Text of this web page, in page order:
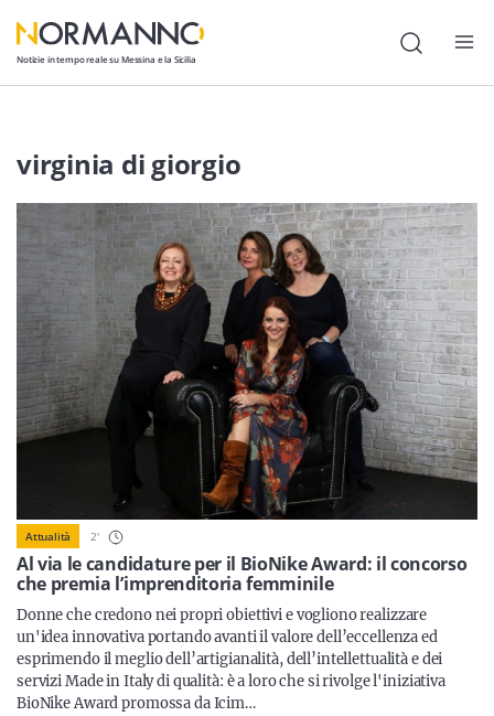
Notizie in tempo reale su Messina e la Sicilia
Attualità
Cronaca
Politica
Cultura
Lavoro
Società
Economia
Servizi
virginia di giorgio
Al via le candidature per il BioNike Award: il concorso
che premia l’imprenditoria femminile
Attualità 2'
Donne che credono nei propri obiettivi e vogliono realizzare
un'idea innovativa portando avanti il valore dell’eccellenza ed
esprimendo il meglio dell’artigianalità, dell’intellettualità e dei
servizi Made in Italy di qualità: è a loro che si rivolge l'iniziativa
BioNike Award promossa da Icim…